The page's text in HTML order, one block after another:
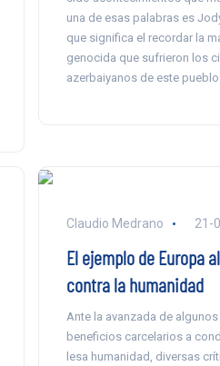
una de esas palabras es
que significa el recordar la
genocida que sufrieron los
azerbaiyanos de este pueblo
Claudio Medrano 21-
El ejemplo de Europa
contra la humanidad
Ante la avanzada de
beneficios carcelarios a
lesa humanidad, diversas